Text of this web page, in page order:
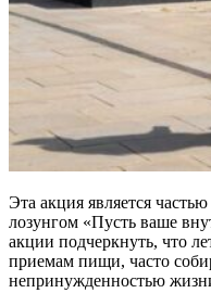
Эта акция является
лозунгом «Пусть ваше
акции подчеркнуть, что
приемам пищи, часто
непринужденностью